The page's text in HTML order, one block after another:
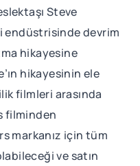
Steve
endüstrisinde devrim
hikayesine
hikayesinin ele
filmleri arasında
filminden
markanız için tüm
ve satın